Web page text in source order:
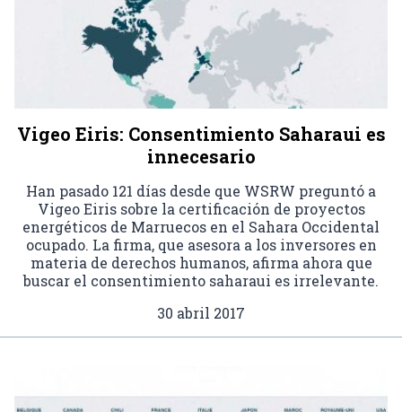
Vigeo Eiris: Consentimiento Saharaui es
innecesario
Han pasado 121 días desde que WSRW preguntó a
Vigeo Eiris sobre la certificación de proyectos
energéticos de Marruecos en el Sahara Occidental
ocupado. La firma, que asesora a los inversores en
materia de derechos humanos, afirma ahora que
buscar el consentimiento saharaui es irrelevante.
30 abril 2017